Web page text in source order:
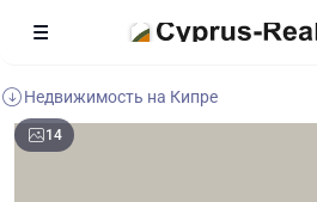
Недвижимость на Кипре
14